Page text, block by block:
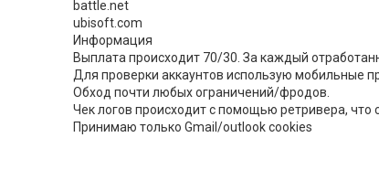
battle.net
ubisoft.com
Информация
Выплата происходит 70/30. За каждый
Для проверки аккаунтов использую мобильные
Обход почти любых ограничений/фродов.
Чек логов происходит с помощью ретривера, что
Принимаю только Gmail/outlook cookies​